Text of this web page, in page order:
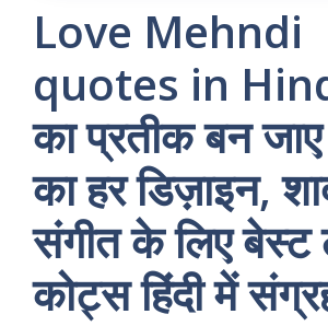
Love Mehndi
quotes in
का प्रतीक बन जाए
का हर डिज़ाइन,
संगीत के लिए बेस्ट
कोट्स हिंदी में